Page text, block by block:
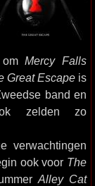
omMercy Falls
Great Escape is
band en
zelden zo
verwachtingen
ook voor The
Alley Cat